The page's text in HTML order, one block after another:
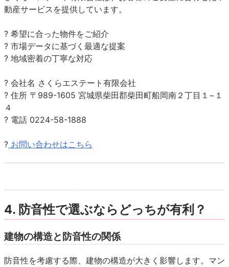
動産サービスを提供しています。
? 希望に合った物件をご紹介
? 市場データに基づく最適な提案
? 地域密着の丁寧な対応
? 会社名 さくらエステート有限会社
? 住所 〒989-1605 宮城県柴田郡柴田町船岡南２丁目１−１
４
? 電話 0224-58-1888
? お問い合わせはこちら
4. 防音性で選ぶならどっちが有利？
建物の構造と防音性の関係
防音性を考慮する際、建物の構造が大きく影響します。マン